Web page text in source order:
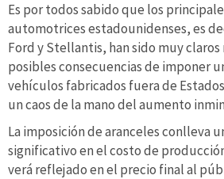
Es por todos sabido que los
automotrices estadounidenses, es
Ford y Stellantis, han sido muy claros
posibles consecuencias de imponer
vehículos fabricados fuera de
un caos de la mano del aumento
La imposición de aranceles conlleva
significativo en el costo de
verá reflejado en el precio final al